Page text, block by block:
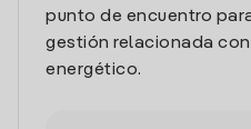
punto de encuentro
gestión relacionada
energético.